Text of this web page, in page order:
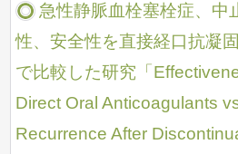
急性静脈血栓塞栓症、中
性、安全性を直接経口抗凝
で比較した研究「
Direct Oral Anticoagulants
Recurrence After